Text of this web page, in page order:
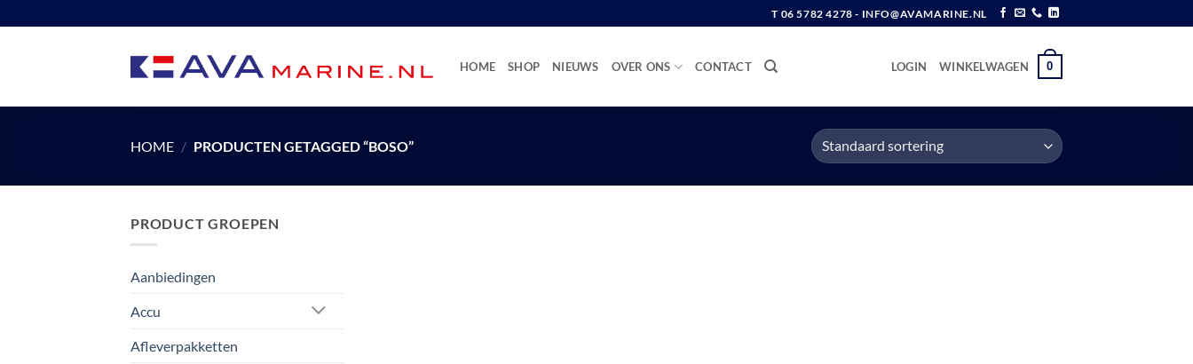
naar
T 06 5782 4278 - INFO@AVAMARINE.NL
HOME SHOP NIEUWS OVER ONS CONTACT LOGIN WINKELWAGEN 0
HOME / PRODUCTEN GETAGGED “BOSO”
PRODUCT GROEPEN
Aanbiedingen
Accu
Afleverpakketten